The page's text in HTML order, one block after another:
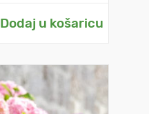
Dodaj u košaricu